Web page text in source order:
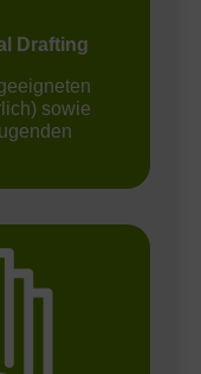
Drafting
sowie